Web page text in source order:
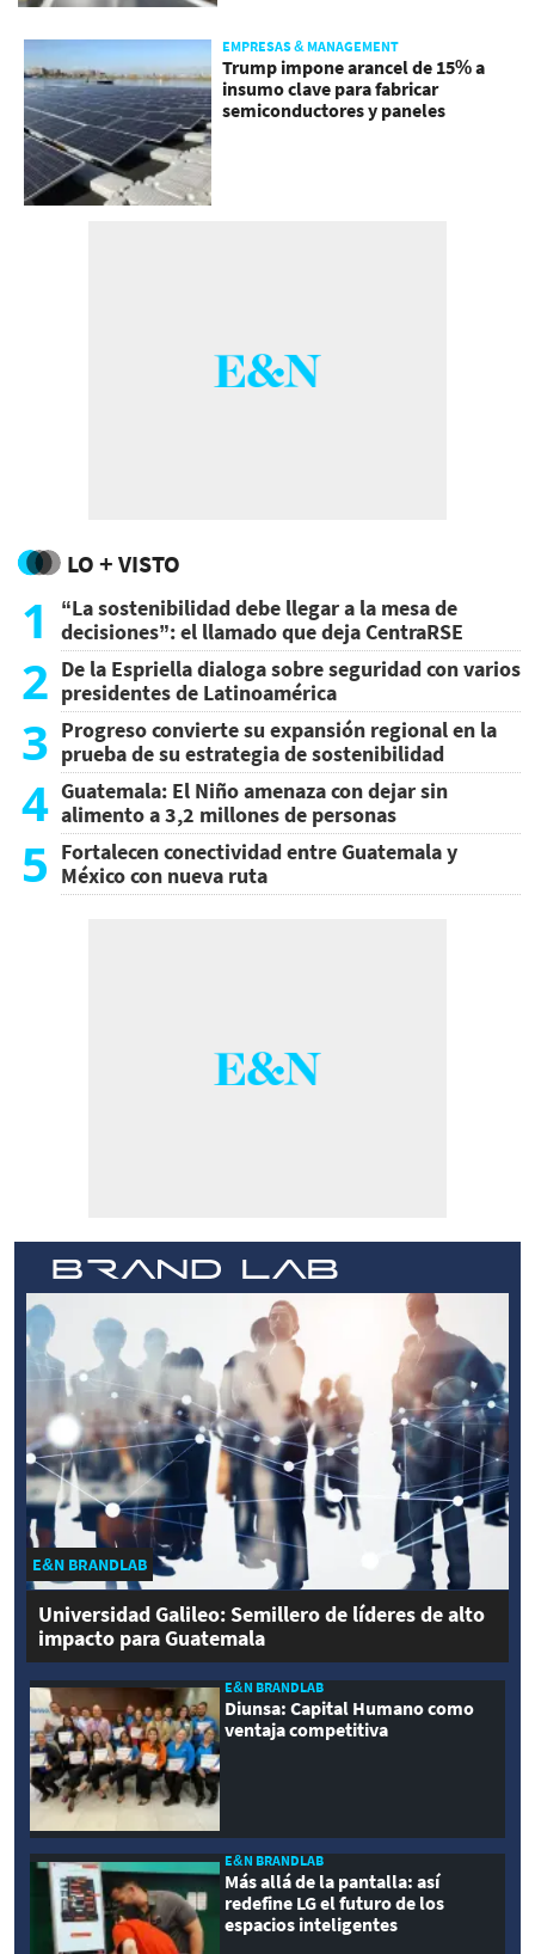
EMPRESAS & MANAGEMENT
Trump impone arancel de 15% a
insumo clave para fabricar
semiconductores y paneles
LO + VISTO
1
“La sostenibilidad debe llegar a la mesa de
decisiones”: el llamado que deja CentraRSE
2 De la Espriella dialoga sobre seguridad con varios
presidentes de Latinoamérica
3 Progreso convierte su expansión regional en la
prueba de su estrategia de sostenibilidad
4 Guatemala: El Niño amenaza con dejar sin
alimento a 3,2 millones de personas
5 Fortalecen conectividad entre Guatemala y
México con nueva ruta
E&N BRANDLAB
Universidad Galileo: Semillero de líderes de alto
impacto para Guatemala
E&N BRANDLAB
Diunsa: Capital Humano como
ventaja competitiva
E&N BRANDLAB
Más allá de la pantalla: así
redefine LG el futuro de los
espacios inteligentes